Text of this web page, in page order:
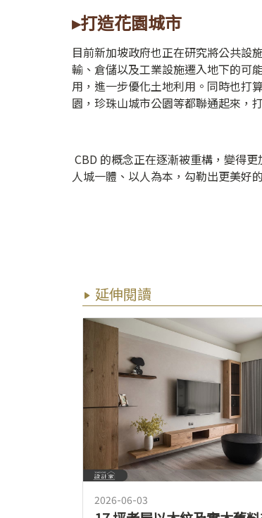
▸打造花園城市
目前新加坡政府也正在研究將公共設
輸、倉儲以及工業設施遷入地下的可
用，進一步優化土地利用。同時也打
園，珍珠山城市公園等都聯通起來，
CBD 的概念正在逐漸被重構，變得
人城一體、以人為本，勾勒出更美好
延伸閱讀
2026-06-03